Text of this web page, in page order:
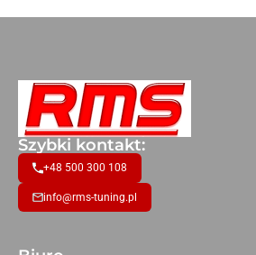
Szybki kontakt:
+48 500 300 108
info@rms-tuning.pl